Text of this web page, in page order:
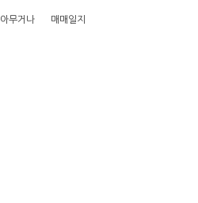
아무거나 매매일지